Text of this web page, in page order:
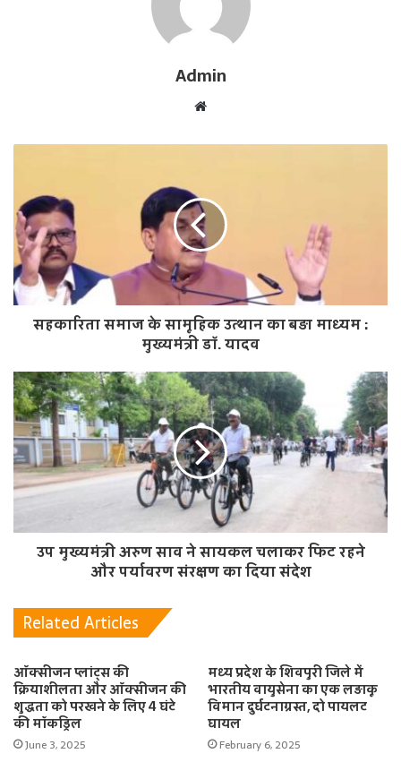
Admin
b
सहकारिता समाज के सामूहिक उत्थान का बड़ा माध्यम :
मुख्यमंत्री डॉ. यादव
उप मुख्यमंत्री अरुण साव ने सायकल चलाकर फिट रहने
और पर्यावरण संरक्षण का दिया संदेश
Related Articles
ऑक्सीजन प्लांट्स की
क्रियाशीलता और ऑक्सीजन की
शुद्धता को परखने के लिए 4 घंटे
की मॉकड्रिल
June 3, 2025
मध्य प्रदेश के शिवपुरी जिले में
भारतीय वायुसेना का एक लड़ाकू
विमान दुर्घटनाग्रस्त, दो पायलट
घायल
February 6, 2025